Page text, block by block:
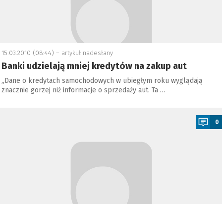
15.03.2010 (08:44) – artykuł nadesłany
Banki udzielają mniej kredytów na zakup aut
„Dane o kredytach samochodowych w ubiegłym roku wyglądają
znacznie gorzej niż informacje o sprzedaży aut. Ta …
0